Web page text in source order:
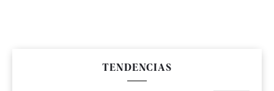
TENDENCIAS